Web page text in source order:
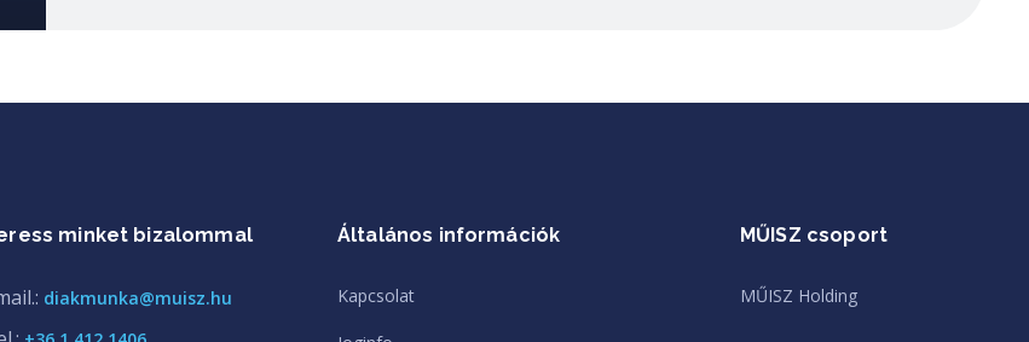
minket bizalommal
diakmunka@muisz.hu
Általános információk
Kapcsolat
MŰISZ csoport
MŰISZ Holding